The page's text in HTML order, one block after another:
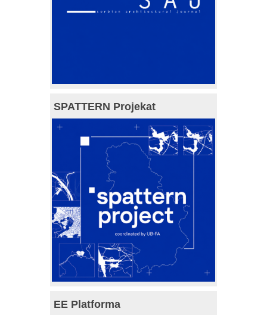
SPATTERN Projekat
EE Platforma